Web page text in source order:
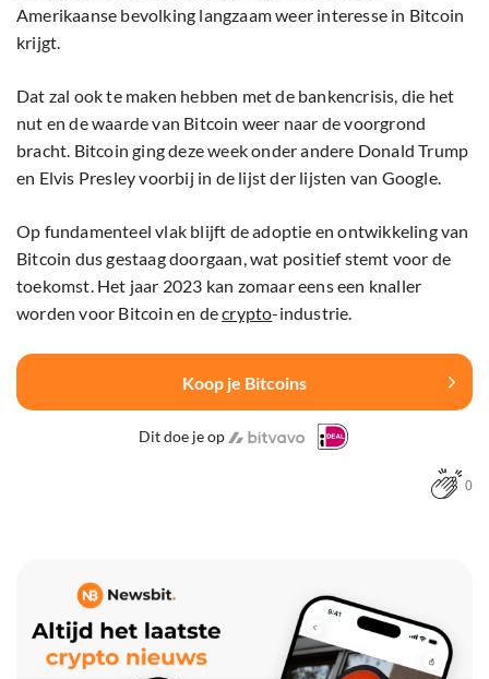
Amerikaanse bevolking langzaam weer interesse in Bitcoin
krijgt.
Dat zal ook te maken hebben met de bankencrisis, die het
nut en de waarde van Bitcoin weer naar de voorgrond
bracht. Bitcoin ging deze week onder andere Donald Trump
en Elvis Presley voorbij in de lijst der lijsten van Google.
Op fundamenteel vlak blijft de adoptie en ontwikkeling van
Bitcoin dus gestaag doorgaan, wat positief stemt voor de
toekomst. Het jaar 2023 kan zomaar eens een knaller
worden voor Bitcoin en decrypto-industrie.
Koop je Bitcoins
Dit doe je op
0